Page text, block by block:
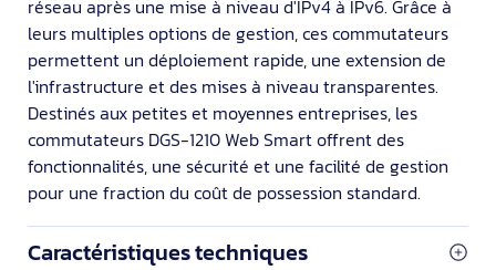
réseau après une mise à niveau d'IPv4 à IPv6. Grâce à
leurs multiples options de gestion, ces commutateurs
permettent un déploiement rapide, une extension de
l'infrastructure et des mises à niveau transparentes.
Destinés aux petites et moyennes entreprises, les
commutateurs DGS-1210 Web Smart offrent des
fonctionnalités, une sécurité et une facilité de gestion
pour une fraction du coût de possession standard.
Caractéristiques techniques